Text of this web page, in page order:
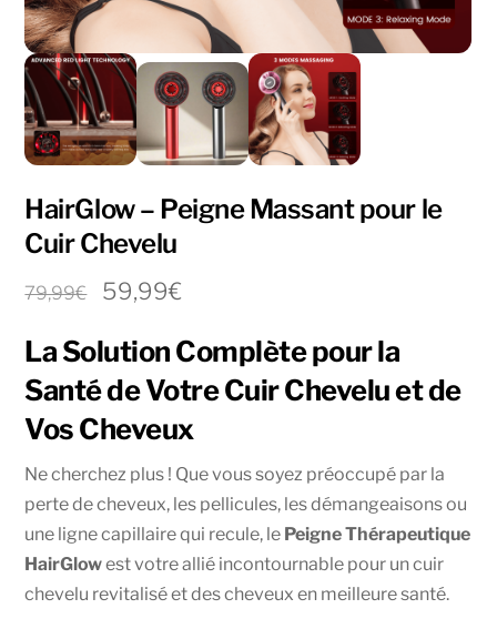
HairGlow – Peigne Massant pour le
Cuir Chevelu
79,99€
Le
initial
était :
79,99€.
59,99€Le
actuel
est :
59,99€.
La Solution Complète pour la
Santé de Votre Cuir Chevelu et de
Vos Cheveux
Ne cherchez plus ! Que vous soyez préoccupé par la
perte de cheveux, les pellicules, les démangeaisons ou
une ligne capillaire qui recule, le Peigne Thérapeutique
HairGlowest votre allié incontournable pour un cuir
chevelu revitalisé et des cheveux en meilleure santé.